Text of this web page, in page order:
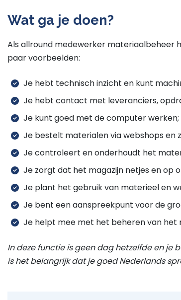
Wat ga je doen?
Als allround medewerker materiaalbeheer
paar voorbeelden:
Je hebt technisch inzicht en kunt
Je hebt contact met leveranciers,
Je kunt goed met de computer werken;
Je bestelt materialen via webshops en
Je controleert en onderhoudt het
Je zorgt dat het magazijn netjes en op
Je plant het gebruik van materieel en
Je bent een aanspreekpunt voor de
Je helpt mee met het beheren van het
In deze functie is geen dag hetzelfde en je
is het belangrijk dat je goed Nederlands